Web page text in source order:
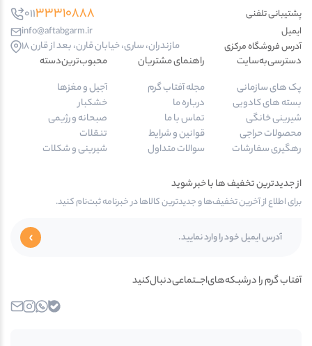
پشتیبانی تلفنی 01133310888
ایمیل
info@aftabgarm.ir
آدرس‌ فروشگاه مرکزی
مازندران، ساری، خیابان قارن، بعد از قارن 18
دسترسی‌به‌سایت
پک های سازمانی
بسته های کادویی
شیرینی خانگی
محصولات حراجی
رهگیری سفارشات
راهنمای مشتریان
مجله آفتاب گرم
درباره ما
تماس با ما
قوانین و شرایط
سوالات متداول
محبوب‌ترین‌دسته‌
آجیل و مغزها
خشکبار
صبحانه و رژیمی
تنقلات
شیرینی و شکلات
از جدیدترین تخفیف ها با خبر شوید
برای اطلاع از آخرین تخفیف‌ها و جدیدترین کالاها در خبرنامه ثبت‌نام کنید.
آفتاب گرم را در‌‌شبـکه‌های‌اجـــتماعی‌دنبال‌کنید
واتساپ
اینستاگرامایمیل